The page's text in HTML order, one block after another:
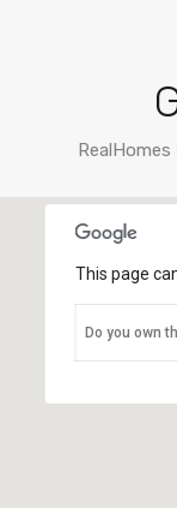
This page
Do you own
This page
Do you own